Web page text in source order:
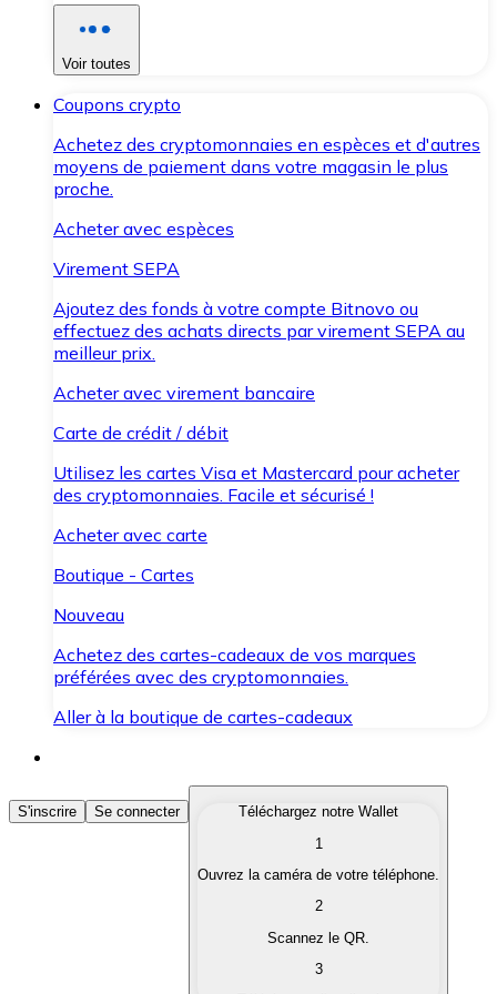
Voir toutes
Coupons crypto
Achetez des cryptomonnaies en espèces et d'autres
moyens de paiement dans votre magasin le plus
proche.
Acheter avec espèces
Virement SEPA
Ajoutez des fonds à votre compte Bitnovo ou
effectuez des achats directs par virement SEPA au
meilleur prix.
Acheter avec virement bancaire
Carte de crédit / débit
Utilisez les cartes Visa et Mastercard pour acheter
des cryptomonnaies. Facile et sécurisé !
Acheter avec carte
Boutique - Cartes
Nouveau
Achetez des cartes-cadeaux de vos marques
préférées avec des cryptomonnaies.
Aller à la boutique de cartes-cadeaux
Acheter des Cryptomonnaies
Achetez les cryptomonnaies qui vous intéressent
Convertissez vos cryptomonnaies en monnaie
S'inscrire Se connecter
Téléchargez notre Wallet
1
Ouvrez la caméra de votre téléphone.
2
Scannez le QR.
3